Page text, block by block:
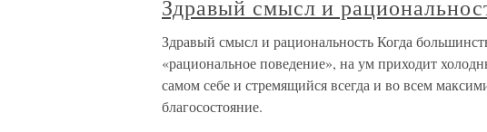
Здравый смысл и
Здравый смысл и рациональность Когда
«рациональное поведение», на ум приходит
самом себе и стремящийся всегда и во всем
благосостояние.